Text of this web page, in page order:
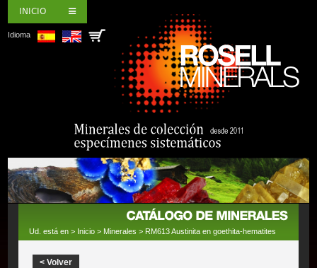
INICIO
Idioma
Ud. está en > Inicio > Minerales > RM613 Austinita en goethita-hematites
< Volver